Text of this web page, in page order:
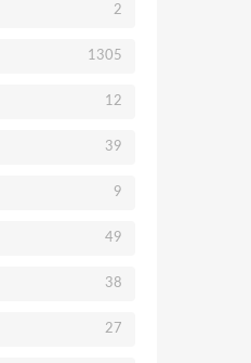
2
1305
12
39
9
49
38
27